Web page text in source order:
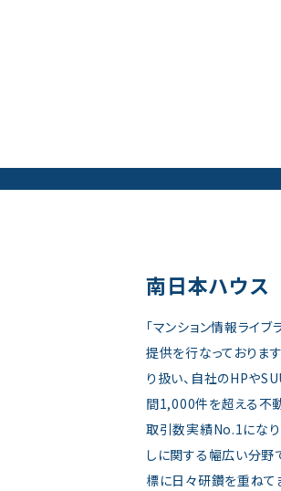
南日本ハウス
「マンション情報ライ
提供を行なっておりま
り扱い、自社のHPや
間1,000件を超える不
取引数実績No.1になり
しに関する幅広い分
標に日々研鑽を重ねて